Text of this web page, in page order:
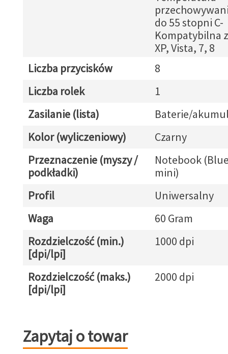
do 55 stopni C-
Kompatybilna
XP, Vista, 7, 8
Liczba przycisków
8
Liczba rolek
1
Zasilanie (lista)
Baterie/
Kolor (wyliczeniowy)
Czarny
Przeznaczenie (myszy /
podkładki)
Notebook
mini)
Profil
Uniwersalny
Waga
60 Gram
Rozdzielczość (min.)
[dpi/lpi]
1000 dpi
Rozdzielczość (maks.)
[dpi/lpi]
2000 dpi
Zapytaj o towar
Zapytaj o towar